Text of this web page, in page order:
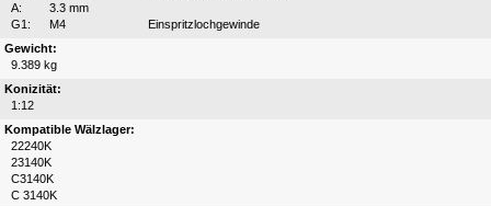
A:
3.3 mm
G1:
M4
Einspritzlochgewinde
Gewicht:
9.389 kg
Konizität:
1:12
Kompatible Wälzlager:
22240K
23140K
C3140K
C 3140K